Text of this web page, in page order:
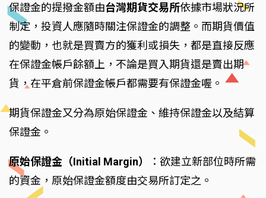
保證金的提撥金額由台灣期貨交易所依據市場狀況所
制定，投資人應隨時關注保證金的調整。而期貨價值
的變動，也就是買賣方的獲利或損失，都是直接反應
在保證金帳戶餘額上，不論是買入期貨還是賣出期
貨，在平倉前保證金帳戶都需要有保證金喔。
期貨保證金又分為原始保證金、維持保證金以及結算
保證金。
原始保證金（Initial Margin）
：欲建立新部位時所需
的資金，原始保證金額度由交易所訂定之。